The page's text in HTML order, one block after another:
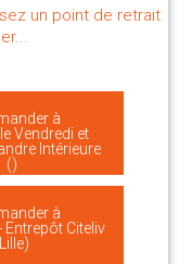
un point de retrait
à
Vendredi et
Intérieure
()
à
Entrepôt Citeliv